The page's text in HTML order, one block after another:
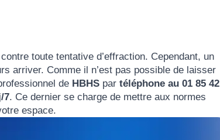
toute tentative d’effraction. Cependant, un
arriver. Comme il n’est pas possible de laisser
de HBHS par téléphone au 01 85 42
7. Ce dernier se charge de mettre aux normes
espace.